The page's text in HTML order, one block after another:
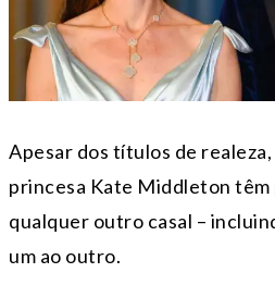
Apesar dos títulos de
princesa Kate Middleton têm
qualquer outro casal –
um ao outro.